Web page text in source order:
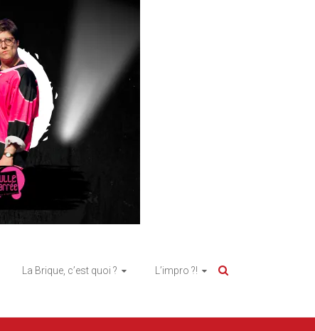
La Brique, c’est quoi ? L’impro ?!